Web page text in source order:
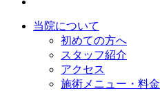
当院について
初めての方へ
スタッフ紹介
アクセス
施術メニュー・料金